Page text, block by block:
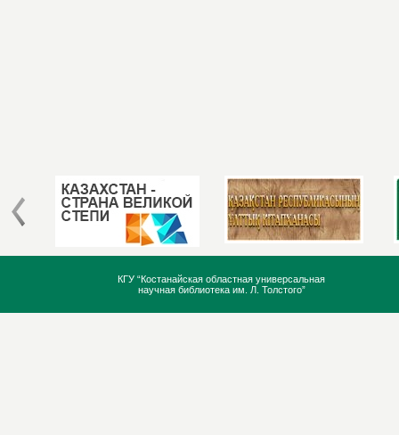
КГУ “Костанайская областная универсальная
научная библиотека им. Л. Толстого”